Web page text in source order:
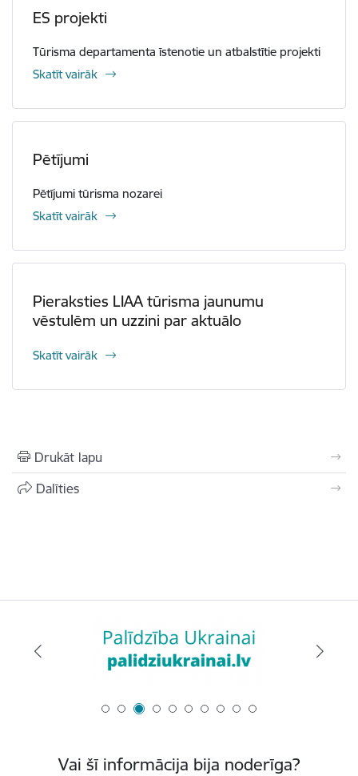
ES projekti
Tūrisma departamenta īstenotie un atbalstītie projekti
Skatīt vairāk
Pētījumi
Pētījumi tūrisma nozarei
Skatīt vairāk
Pieraksties LIAA tūrisma jaunumu
vēstulēm un uzzini par aktuālo
Skatīt vairāk
Drukāt lapu
Dalīties
Vai šī informācija bija noderīga?